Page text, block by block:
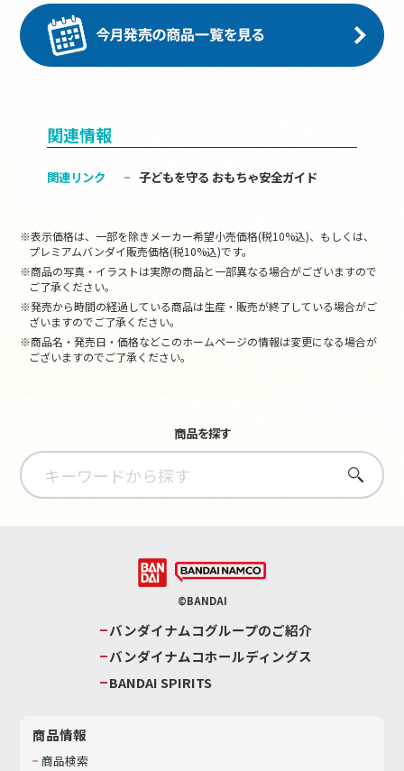
関連情報
関連リンク 子どもを守る おもちゃ安全ガイド
※表示価格は、一部を除きメーカー希望小売価格(税10%込)、もしくは、
プレミアムバンダイ販売価格(税10%込)です。
※商品の写真・イラストは実際の商品と一部異なる場合がございますので
ご了承ください。
※発売から時間の経過している商品は生産・販売が終了している場合がご
ざいますのでご了承ください。
※商品名・発売日・価格などこのホームページの情報は変更になる場合が
ございますのでご了承ください。
商品を探す
さがす
©BANDAI
バンダイナムコグループのご紹介
バンダイナムコホールディングス
BANDAI SPIRITS
商品情報
商品検索